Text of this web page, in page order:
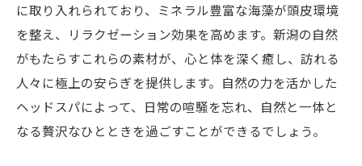
に取り入れられており、ミネラル豊富な海藻が頭皮環境
を整え、リラクゼーション効果を高めます。新潟の自然
がもたらすこれらの素材が、心と体を深く癒し、訪れる
人々に極上の安らぎを提供します。自然の力を活かした
ヘッドスパによって、日常の喧騒を忘れ、自然と一体と
なる贅沢なひとときを過ごすことができるでしょう。